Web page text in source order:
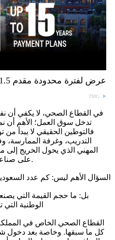
عرض لفترة محدودة مقدم 1.5% و تقسيط علي 15 سنة
TMG
في القطاع الصحي، لا يكفي أن
تدخل سوق العمل؛ الأهم أن
فالتوطين الحقيقي لا يبدأ
التدريب، وغرفة الممارسة،
المهني الذي يحول الخريج
على صناعة فرق حقيقي في جودة الرعاية.
السؤال الأهم ليس: كم عدد
بل: ما حجم القيمة التي
الوطنية التي
القطاع الصحي الخاص في
كل ما سبقها. وخاصة بعد دخول